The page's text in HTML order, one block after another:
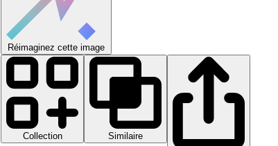
Réimaginez cette image
Collection
Similaire